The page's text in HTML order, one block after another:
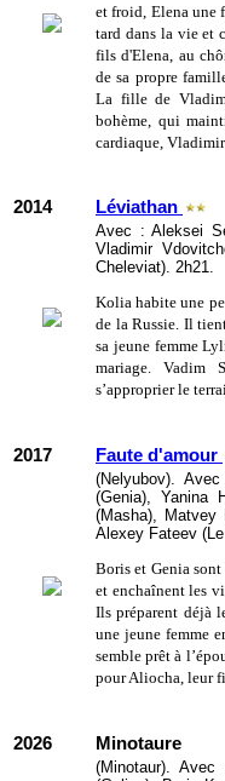
et froid, Elena une
tard dans la vie et
fils d'Elena, au
de sa propre
La fille de
bohème, qui
cardiaque, Vladimir
2014 Léviathan
Avec : Aleksei
Vladimir
Cheleviat). 2h21.
Kolia habite une
de la Russie. Il
sa jeune femme
mariage. Vadim
s’approprier le
2017 Faute d'amour
(Nelyubov).
(Genia), Yanina
(Masha), Matvey
Alexey Fateev
Boris et Genia sont
et enchaînent les
Ils préparent déjà
une jeune femme
semble prêt à
pour Aliocha, leur
2026 Minotaure
(Minotaur).